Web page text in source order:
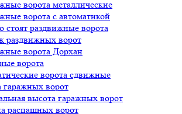
ворота металлические
ворота с автоматикой
стоят раздвижные ворота
раздвижных ворот
ворота Дорхан
ворота
ворота сдвижные
гаражных ворот
высота гаражных ворот
распашных ворот